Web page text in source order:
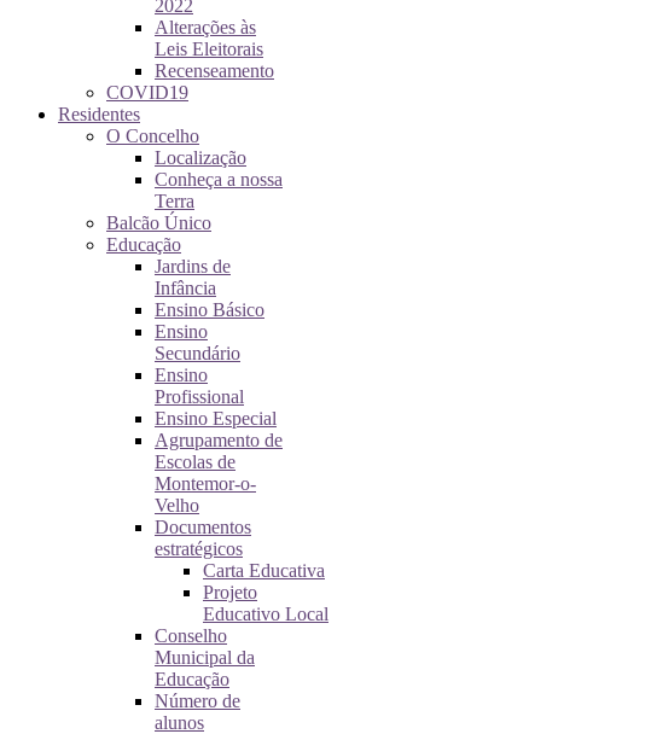
2022
Alterações às
Leis Eleitorais
Recenseamento
COVID19
Residentes
O Concelho
Localização
Conheça a nossa
Terra
Balcão Único
Educação
Jardins de
Infância
Ensino Básico
Ensino
Secundário
Ensino
Profissional
Ensino Especial
Agrupamento de
Escolas de
Montemor-o-
Velho
Documentos
estratégicos
Carta Educativa
Projeto
Educativo Local
Conselho
Municipal da
Educação
Número de
alunos